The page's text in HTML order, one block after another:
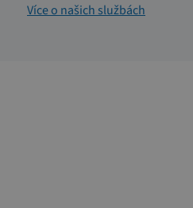
Více o našich službách